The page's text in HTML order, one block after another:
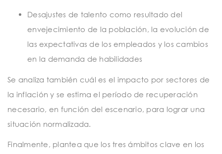
Desajustes de talento como resultado del
envejecimiento de la población, la evolución de
las expectativas de los empleados y los cambios
en la demanda de habilidades
Se analiza también cuál es el impacto por sectores de
la inflación y se estima el período de recuperación
necesario, en función del escenario, para lograr una
situación normalizada.
Finalmente, plantea que los tres ámbitos clave en los